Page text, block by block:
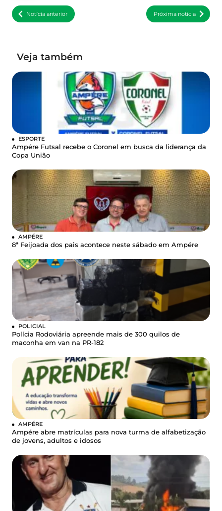
Notícia anterior Próxima notícia
Veja também
ESPORTE
Ampére Futsal recebe o Coronel em busca da liderança da
Copa União
AMPÉRE
8ª Feijoada dos pais acontece neste sábado em Ampére
POLICIAL
Polícia Rodoviária apreende mais de 300 quilos de
maconha em van na PR-182
AMPÉRE
Ampére abre matrículas para nova turma de alfabetização
de jovens, adultos e idosos